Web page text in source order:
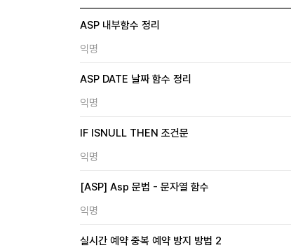
ASP 내부함수 정리
익명
ASP DATE 날짜 함수 정리
익명
IF ISNULL THEN 조건문
익명
[ASP] Asp 문법 - 문자열 함수
익명
실시간 예약 중복 예약 방지 방법 2